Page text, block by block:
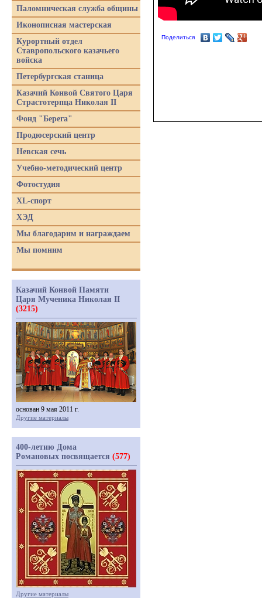
Поделиться
Паломническая служба общины
Иконописная мастерская
Курортный отдел
Ставропольского казачьего
войска
Петербургская станица
Казачий Конвой Святого Царя
Страстотерпца Николая II
Фонд "Берега"
Продюсерский центр
Невская сечь
Учебно-методический центр
Фотостудия
XL-спорт
ХЭД
Мы благодарим и награждаем
Мы помним
Казачий Конвой Памяти
Царя Мученика Николая II
(3215)
основан 9 мая 2011 г.
Другие материалы
400-летию Дома
Романовых посвящается (577)
Другие материалы